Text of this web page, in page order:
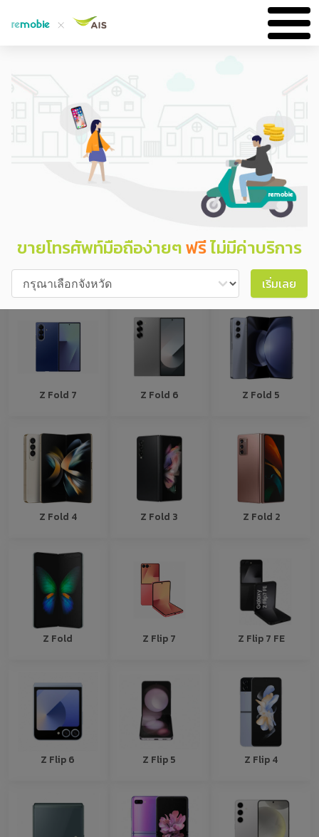
ขายโทรศัพท์มือถือง่ายๆฟรีไม่มีค่าบริการ
เริ่มเลย
เลือกมือถือ
ระบุสภาพ
ส่งของ
ขายโทรศัพท์ง่ายๆ ต้อง remobie
Z Fold 7 Z Fold 6 Z Fold 5
Z Fold 4 Z Fold 3 Z Fold 2
Z Fold Z Flip 7 Z Flip 7 FE
Z Flip 6 Z Flip 5 Z Flip 4